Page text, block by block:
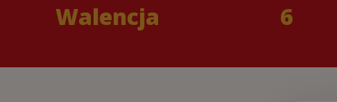
Walencja 6